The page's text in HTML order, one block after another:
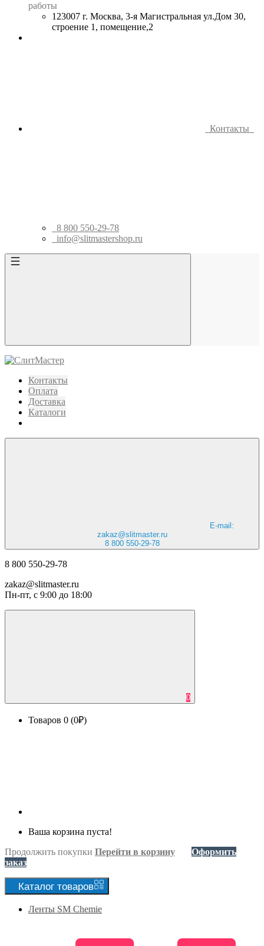
работы
123007 г. Москва, 3-я Магистральная ул.Дом 30,
строение 1, помещение,2
Контакты
8 800 550-29-78
info@slitmastershop.ru
Контакты
Оплата
Доставка
Каталоги
E-mail:
zakaz@slitmaster.ru
8 800 550-29-78
8 800 550-29-78
zakaz@slitmaster.ru
Пн-пт, с 9:00 до 18:00
0
Товаров 0 (0₽)
Ваша корзина пуста!
Продолжить покупки Перейти в корзину
Оформить
заказ
Каталог товаров
Ленты SM Chemie